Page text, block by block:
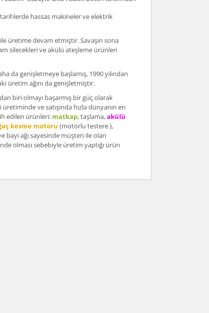
tarihlerde hassas makineler ve elektrik
üretime devam etmiştir. Savaşın sona
silecekleri ve akülü ateşleme ürünleri
da genişletmeye başlamış, 1990 yılından
üretim ağını da genişletmiştir.
biri olmayı başarmış bir güç olarak
ve satışında hızla dünyanın en
edilen ürünleri: matkap,taşlama,akülü
kesme motoru (motorlu testere ),
bayi ağı sayesinde müşteri ile olan
olması sebebiyle üretim yaptığı ürün